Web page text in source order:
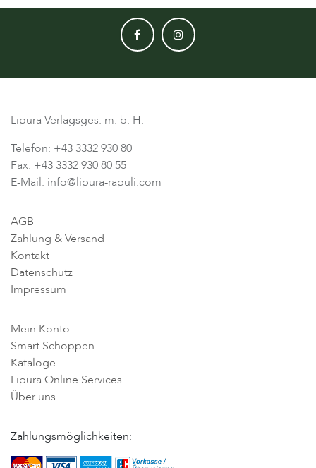
Lipura Verlagsges. m. b. H.
Telefon: +43 3332 930 80
Fax: +43 3332 930 80 55
E-Mail: info@lipura-rapuli.com
AGB
Zahlung & Versand
Kontakt
Datenschutz
Impressum
Mein Konto
Smart Schoppen
Kataloge
Lipura Online Services
Über uns
Zahlungsmöglichkeiten: